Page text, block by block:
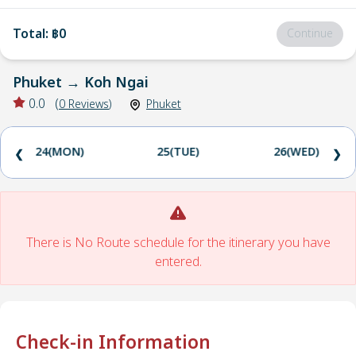
Total: ฿0 Continue
Phuket → Koh Ngai
0.0 (0 Reviews) Phuket
24(MON) 25(TUE) 26(WED)
❮ ❯
There is No Route schedule for the itinerary you have
entered.
Check-in Information